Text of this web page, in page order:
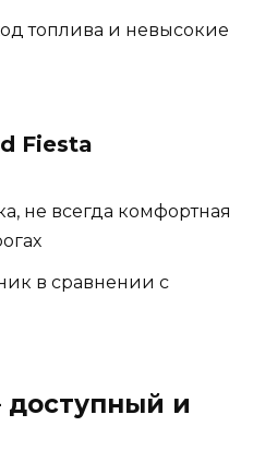
топлива и невысокие
Fiesta
не всегда комфортная
в сравнении с
и